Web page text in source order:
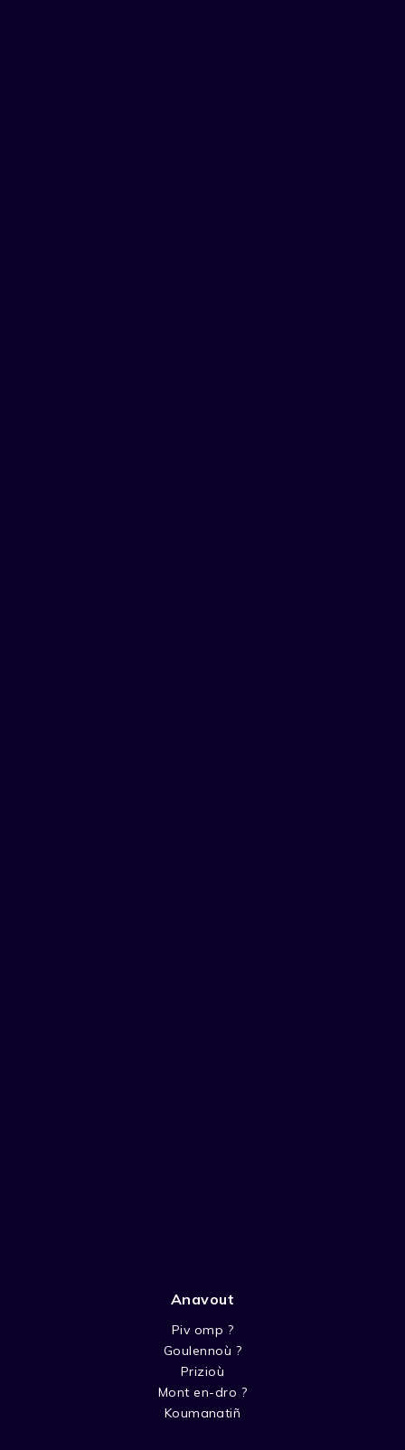
Anavout
Piv omp ?
Goulennoù ?
Prizioù
Mont en-dro ?
Koumanatiñ